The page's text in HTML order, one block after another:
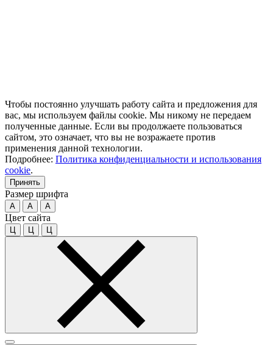
Чтобы постоянно улучшать работу сайта и предложения для
вас, мы используем файлы cookie. Мы никому не передаем
полученные данные. Если вы продолжаете пользоваться
сайтом, это означает, что вы не возражаете против
применения данной технологии.
Подробнее: Политика конфиденциальности и использования
cookie.
Принять
Размер шрифта
A A A
Цвет сайта
Ц Ц Ц